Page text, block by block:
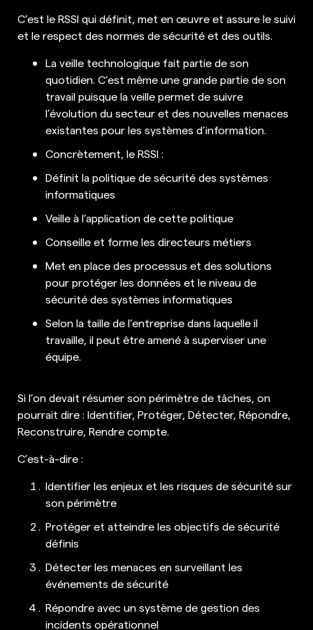
C’est le RSSI qui définit, met en œuvre et assure le suivi
et le respect des normes de sécurité et des outils.
La veille technologique fait partie de son
quotidien. C’est même une grande partie de son
travail puisque la veille permet de suivre
l’évolution du secteur et des nouvelles menaces
existantes pour les systèmes d’information.
Concrètement, le RSSI :
Définit la politique de sécurité des systèmes
informatiques
Veille à l’application de cette politique
Conseille et forme les directeurs métiers
Met en place des processus et des solutions
pour protéger les données et le niveau de
sécurité des systèmes informatiques
Selon la taille de l’entreprise dans laquelle il
travaille, il peut être amené à superviser une
équipe.
Si l’on devait résumer son périmètre de tâches, on
pourrait dire : Identifier, Protéger, Détecter, Répondre,
Reconstruire, Rendre compte.
C’est-à-dire :
Identifier les enjeux et les risques de sécurité sur
son périmètre
Protéger et atteindre les objectifs de sécurité
définis
Détecter les menaces en surveillant les
événements de sécurité
Répondre avec un système de gestion des
incidents opérationnel